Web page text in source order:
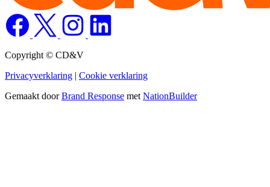
Copyright © CD&V
Privacyverklaring | Cookie verklaring
Gemaakt doorBrand Response met NationBuilder